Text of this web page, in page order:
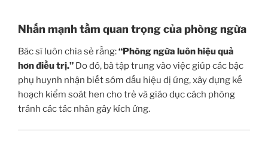
Nhấn mạnh tầm quan trọng của phòng ngừa
Bác sĩ luôn chia sẻ rằng:“Phòng ngừa luôn hiệu quả
hơn điều trị.” Do đó, bà tập trung vào việc giúp các bậc
phụ huynh nhận biết sớm dấu hiệu dị ứng, xây dựng kế
hoạch kiểm soát hen cho trẻ và giáo dục cách phòng
tránh các tác nhân gây kích ứng.